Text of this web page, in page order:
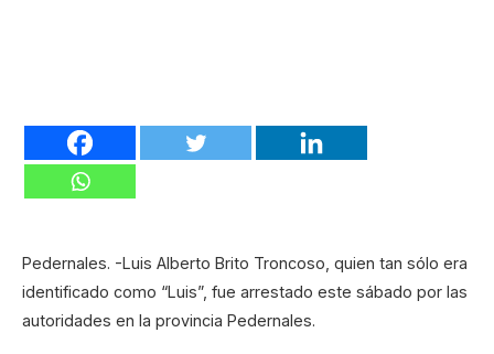
Pedernales. -Luis Alberto Brito Troncoso, quien tan sólo era
identificado como “Luis”, fue arrestado este sábado por las
autoridades en la provincia Pedernales.